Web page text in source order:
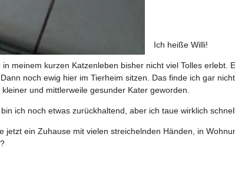
Ich heiße Willi!
in meinem kurzen Katzenleben bisher nicht viel Tolles
noch ewig hier im Tierheim sitzen. Das finde ich gar
und mittlerweile gesunder Kater geworden.
ich noch etwas zurückhaltend, aber ich taue wirklich
jetzt ein Zuhause mit vielen streichelnden Händen, in